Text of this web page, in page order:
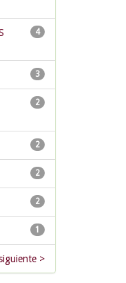
4
3
2
2
2
2
1
>